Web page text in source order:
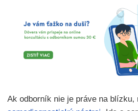
Ak odborník nie je práve na blízku,